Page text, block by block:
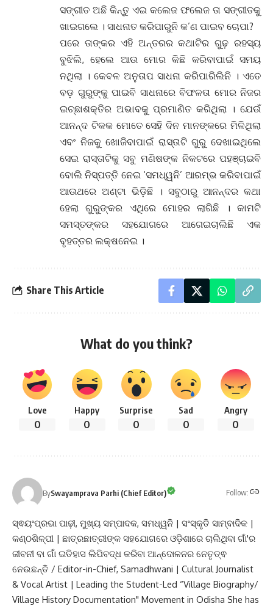
ସଙ୍ଗୀତ ଅଛି କିନ୍ତୁ ଏଇ କଲେଜ ଫଲେଜ ତା ସଙ୍ଗୀତକୁ
ଖାଇଗଲେ । ସାଧନାତ କରିପାରୁନି କ’ଣ ପାଇବ ଚୋପା?
ପରେ ତାଙ୍କର ଏହି ଅନ୍ତରର କଥାଟିର ଗୁଢ଼ ରହସ୍ୟ
ବୁଝିଲି, ହେଲେ ଆଉ ମୋର କିଛି କରିବାପାଇଁ ସମୟ
ନଥିଲା । କେବଳ ଅନୁତାପ ସାଧନା କରିପାରିଲିନି । ଏତେ
ବଡ଼ ଗୁରୁଙ୍କୁ ପାଇବି ସାଧନାରେ ବିଫଳତା ମୋର ନିଜର
ଇଚ୍ଛାଶକ୍ତିର ଅଭାବକୁ ପ୍ରମାଣିତ କରିଥିଲା । ଯେଉଁ
ଆନନ୍ଦ ଟିକକ ମୋତେ ସେହି ଦିନ ମାନଙ୍କରେ ମିଳିଥିଲା
ଏବଂ ନିଜକୁ ଖୋଜିବାପାଇଁ ରାସ୍ତାଟି ଗୁରୁ ଦେଖାଇଥିଲେ
ସେଇ ରାସ୍ତାଟିକୁ ସବୁ ମଣିଷଙ୍କ ନିକଟରେ ପହଞ୍ଚାଇବି
ବୋଲି ନିସ୍ପତ୍ତି ନେଇ ‘ସମଧ୍ୱନି’ ଆରମ୍ଭ କରିବାପାଇଁ
ଆଉଥରେ ଅଣ୍ଟା ଭିଡ଼ିଛି । ସବୁଠାରୁ ଆନନ୍ଦର କଥା
ହେଲା ଗୁରୁଙ୍କର ଏଥିରେ ମୋହର ଲାଗିଛି । କାମଟି
ସମସ୍ତଙ୍କର ସହଯୋଗରେ ଆଗେଇଚାଲିଛି ଏକ
ବୃହତ୍ତର ଲକ୍ଷନେଇ ।
Share This Article
What do you think?
Love
0
Happy
0
Surprise
0
Sad
0
Angry
0
BySwayamprava Parhi (Chief Editor) Follow:
ସ୍ଵୟଂପ୍ରଭା ପାଢ଼ୀ, ମୁଖ୍ୟ ସମ୍ପାଦକ, ସମଧ୍ୱନି | ସଂସ୍କୃତି ସାମ୍ବାଦିକ |
କଣ୍ଠଶିଳ୍ପୀ | ଛାତ୍ରଛାତ୍ରୀଙ୍କ ସହଯୋଗରେ ଓଡ଼ିଶାରେ ଚାଲିଥିବା ଗାଁ'ର
ଜୀବନୀ ବା ଗାଁ ଇତିହାସ ଲିପିବଦ୍ଧ କରିବା ଆନ୍ଦୋଳନର ନେତୃତ୍ଵ
ନେଉଛନ୍ତି / Editor-in-Chief, Samadhwani | Cultural Journalist
& Vocal Artist | Leading the Student-Led “Village Biography/
Village History Documentation" Movement in Odisha She has